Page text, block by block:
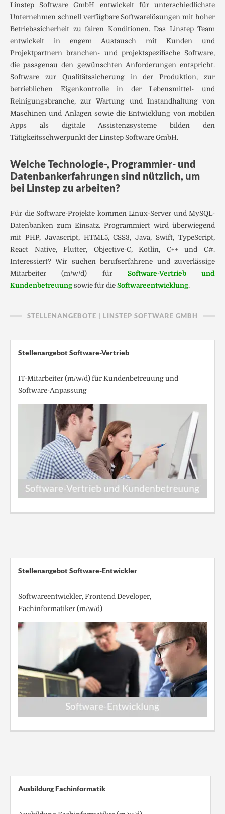
Linstep Software GmbH entwickelt für unterschiedlichste
Unternehmen schnell verfügbare Softwarelösungen mit hoher
Betriebssicherheit zu fairen Konditionen. Das Linstep Team
entwickelt in engem Austausch mit Kunden und
Projektpartnern branchen- und projektspezifische Software,
die passgenau den gewünschten Anforderungen entspricht.
Software zur Qualitätssicherung in der Produktion, zur
betrieblichen Eigenkontrolle in der Lebensmittel- und
Reinigungsbranche, zur Wartung und Instandhaltung von
Maschinen und Anlagen sowie die Entwicklung von mobilen
Apps als digitale Assistenzsysteme bilden den
Tätigkeitsschwerpunkt der Linstep Software GmbH.
Welche Technologie-, Programmier- und
Datenbankerfahrungen sind nützlich, um
bei Linstep zu arbeiten?
Für die Software-Projekte kommen Linux-Server und MySQL-
Datenbanken zum Einsatz. Programmiert wird überwiegend
mit PHP, Javascript, HTML5, CSS3, Java, Swift, TypeScript,
React Native, Flutter, Objective-C, Kotlin, C++ und C#.
Interessiert? Wir suchen berufserfahrene und zuverlässige
Mitarbeiter (m/w/d) für Software-Vertrieb und
Kundenbetreuung sowie für die Softwareentwicklung.
STELLENANGEBOTE | LINSTEP SOFTWARE GMBH
Stellenangebot Software-Vertrieb
IT-Mitarbeiter (m/w/d) für Kundenbetreuung und
Software-Anpassung
Stellenangebot Software-Entwickler
Softwareentwickler, Frontend Developer,
Fachinformatiker (m/w/d)
Ausbildung Fachinformatik